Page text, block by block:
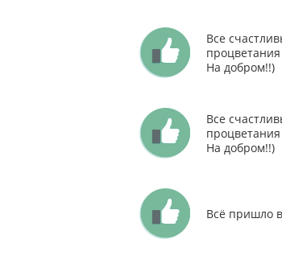
Все
На добром!!)
Все
На добром!!)
Всё пришло